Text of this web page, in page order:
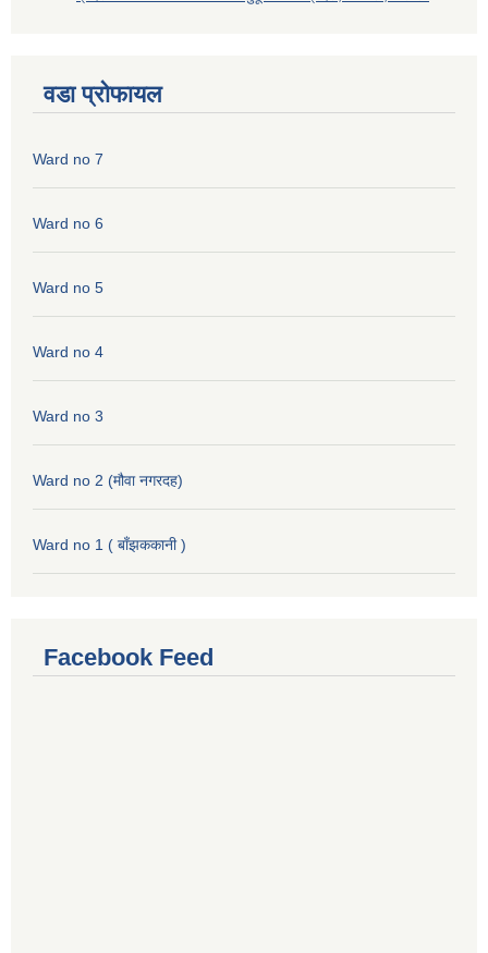
वडा प्रोफायल
Ward no 7
Ward no 6
Ward no 5
Ward no 4
Ward no 3
Ward no 2 (मौवा नगरदह)
Ward no 1 ( बाँझककानी )
Facebook Feed